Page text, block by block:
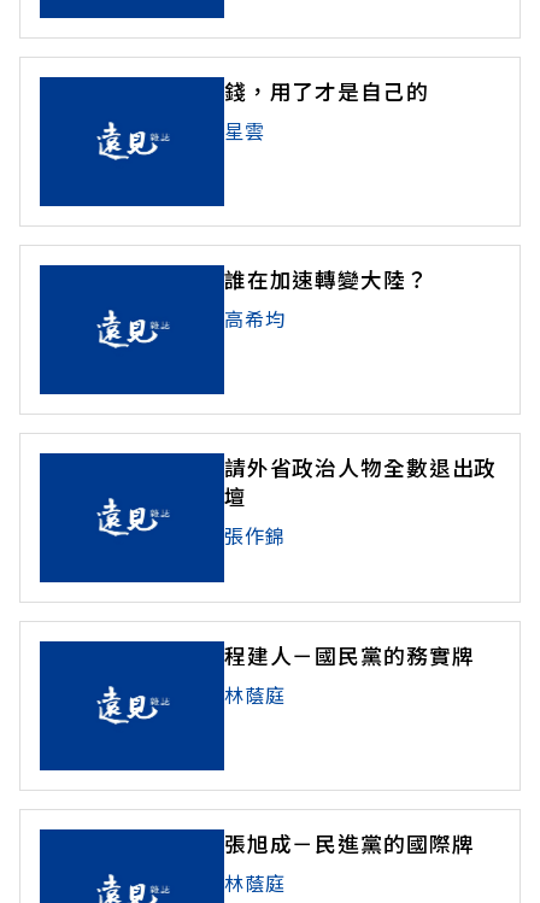
錢，用了才是自己的
星雲
誰在加速轉變大陸？
高希均
請外省政治人物全數退出政
壇
張作錦
程建人－國民黨的務實牌
林蔭庭
張旭成－民進黨的國際牌
林蔭庭